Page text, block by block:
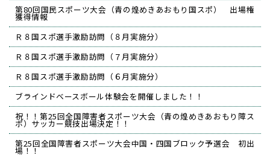
第80回国民スポーツ大会（青の煌めきあおもり国スポ） 出場権
獲得情報
Ｒ８国スポ選手激励訪問（８月実施分）
Ｒ８国スポ選手激励訪問（７月実施分）
Ｒ８国スポ選手激励訪問（６月実施分）
ブラインドベースボール体験会を開催しました！！
祝！！第25回全国障害者スポーツ大会（青の煌めきあおもり障ス
ポ）サッカー競技出場決定！！
第25回全国障害者スポーツ大会中国・四国ブロック予選会 初出
場！！